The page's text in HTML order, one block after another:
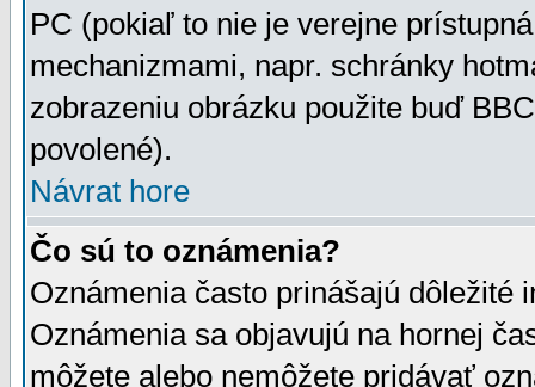
PC (pokiaľ to nie je verejne
mechanizmami, napr. schránky
zobrazeniu obrázku použite buď
povolené).
Návrat hore
Čo sú to oznámenia?
Oznámenia často prinášajú dôležité
Oznámenia sa objavujú na hornej
môžete alebo nemôžete pridávať